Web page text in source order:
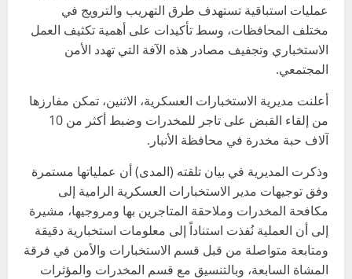
عمليات استباقية تستهدف طرق التهريب والترويج في
مختلف المحافظات، وسط تأكيدات على أهمية تكثيف العمل
الاستخباري وتجفيف مصادر هذه الآفة التي تهدد الأمن
المجتمعي.
أعلنت مديرية الاستخبارات العسكرية، الاثنين، تمكن مفارزها
من إلقاء القبض على تاجر للمخدرات وضبط أكثر من 10
آلاف حبة مخدرة في محافظة الأنبار.
وذكرت المديرية في بيان تلقته (المدى) أن عملياتها مستمرة
وفق توجيهات مدير الاستخبارات العسكرية الرامية إلى
مكافحة المخدرات وملاحقة المتاجرين بها ومروجيها، مشيرة
إلى أن العملية نُفذت استناداً إلى معلومات استخبارية دقيقة
ومتابعة متواصلة من قبل قسم الاستخبارات والأمن في فرقة
المشاة السابعة، وبالتنسيق مع قسم المخدرات والمؤثرات